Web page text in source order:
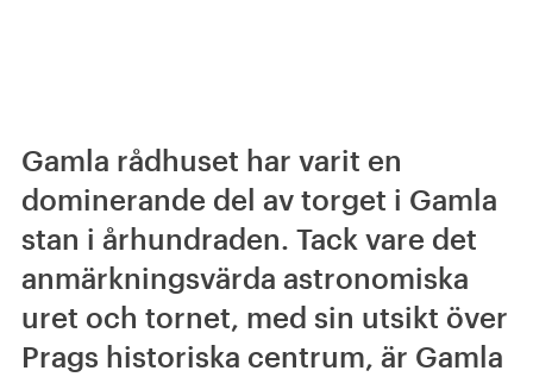
Gamla rådhuset har varit en
dominerande del av torget i Gamla
stan i århundraden. Tack vare det
anmärkningsvärda astronomiska
uret och tornet, med sin utsikt över
Prags historiska centrum, är Gamla